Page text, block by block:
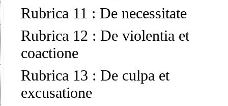
Rubrica 11 : De necessitate
Rubrica 12 : De violentia et
coactione
Rubrica 13 : De culpa et
excusatione